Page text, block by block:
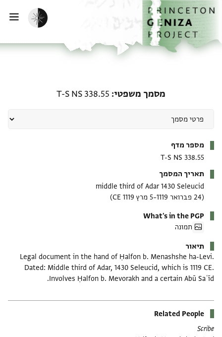
לתוכןהבית
הפעלת מצב כהה
מסמך משפטי T-S NS 338.55
מספר מדף
T-S NS 338.55
תאריך המסמך
middle third of Adar 1430 Seleucid
(24 פברואר 1119–5 מרץ 1119 CE)
What's in the PGP
תמונה
תיאור
Legal document in the hand of Ḥalfon b. Menashshe ha-Levi.
Dated: Middle third of Adar, 1430 Seleucid, which is 1119 CE.
Involves Ḥalfon b. Mevorakh and a certain Abū Saʿīd.
Related People
Scribe